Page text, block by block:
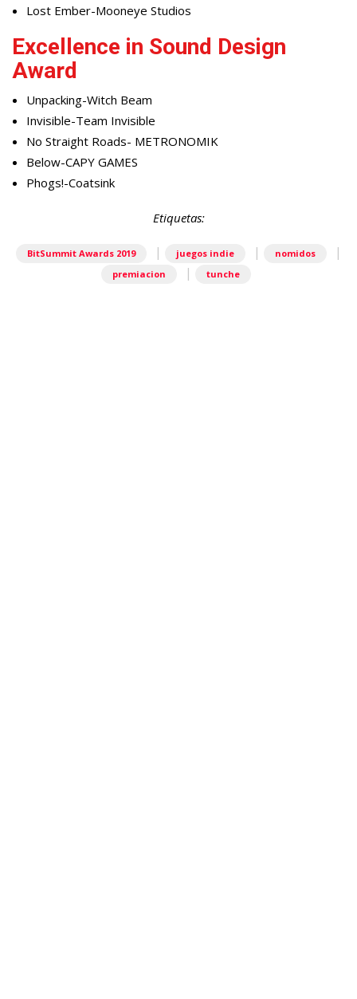
Lost Ember-Mooneye Studios
Excellence in Sound Design
Award
Unpacking-Witch Beam
Invisible-Team Invisible
No Straight Roads- METRONOMIK
Below-CAPY GAMES
Phogs!-Coatsink
Etiquetas:
BitSummit Awards 2019 | juegos indie | nomidos |
premiacion | tunche